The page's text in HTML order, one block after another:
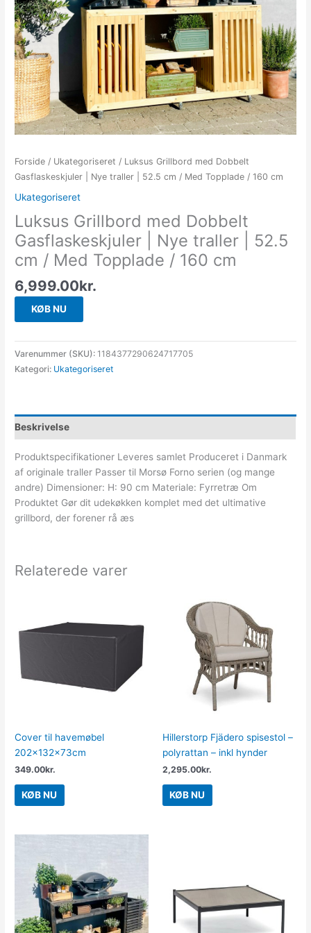
Forside / Ukategoriseret / Luksus Grillbord med Dobbelt
Gasflaskeskjuler | Nye traller | 52.5 cm / Med Topplade / 160 cm
Ukategoriseret
Luksus Grillbord med Dobbelt
Gasflaskeskjuler | Nye traller | 52.5
cm / Med Topplade / 160 cm
6,999.00kr.
KØB NU
Varenummer (SKU): 1184377290624717705
Kategori: Ukategoriseret
Beskrivelse
Produktspecifikationer Leveres samlet Produceret i Danmark
af originale traller Passer til Morsø Forno serien (og mange
andre) Dimensioner: H: 90 cm Materiale: Fyrretræ Om
Produktet Gør dit udekøkken komplet med det ultimative
grillbord, der forener rå æs
Relaterede varer
Cover til havemøbel
202x132x73cm
349.00kr.
KØB NU
Hillerstorp Fjädero spisestol –
polyrattan – inkl hynder
2,295.00kr.
KØB NU